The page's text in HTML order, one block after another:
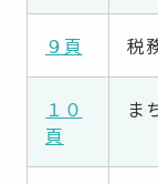
９頁 税
１０
頁
ま